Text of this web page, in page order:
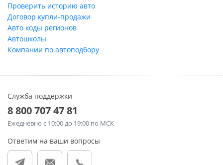
Проверить историю авто
Договор купли-продажи
Авто коды регионов
Автошколы
Компании по автоподбору
Служба поддержки
8 800 707 47 81
Ежедневно с 10:00 до 19:00 по МСК
Ответим на ваши вопросы